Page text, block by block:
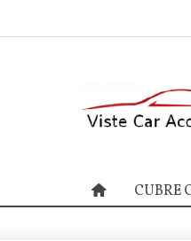
CUBRE